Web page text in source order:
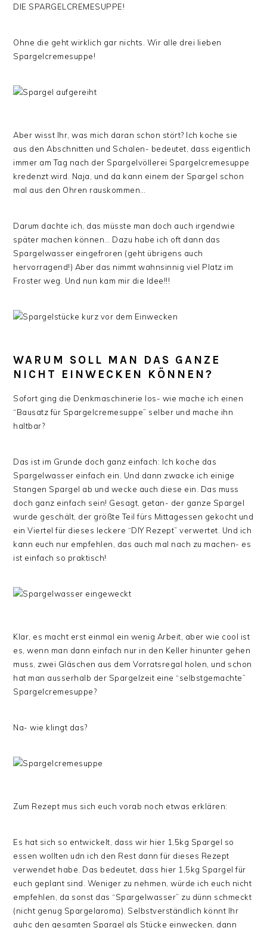
DIE SPARGELCREMESUPPE!
Ohne die geht wirklich gar nichts. Wir alle drei lieben
Spargelcremesuppe!
Aber wisst Ihr, was mich daran schon stört? Ich koche sie
aus den Abschnitten und Schalen- bedeutet, dass eigentlich
immer am Tag nach der Spargelvöllerei Spargelcremesuppe
kredenzt wird. Naja, und da kann einem der Spargel schon
mal aus den Ohren rauskommen…
Darum dachte ich, das müsste man doch auch irgendwie
später machen können… Dazu habe ich oft dann das
Spargelwasser eingefroren (geht übrigens auch
hervorragend!) Aber das nimmt wahnsinnig viel Platz im
Froster weg. Und nun kam mir die Idee!!!
WARUM SOLL MAN DAS GANZE
NICHT EINWECKEN KÖNNEN?
Sofort ging die Denkmaschinerie los- wie mache ich einen
“Bausatz für Spargelcremesuppe” selber und mache ihn
haltbar?
Das ist im Grunde doch ganz einfach: Ich koche das
Spargelwasser einfach ein. Und dann zwacke ich einige
Stangen Spargel ab und wecke auch diese ein. Das muss
doch ganz einfach sein! Gesagt, getan- der ganze Spargel
wurde geschält, der größte Teil fürs Mittagessen gekocht und
ein Viertel für dieses leckere “DIY Rezept” verwertet. Und ich
kann euch nur empfehlen, das auch mal nach zu machen- es
ist einfach so praktisch!
Klar, es macht erst einmal ein wenig Arbeit, aber wie cool ist
es, wenn man dann einfach nur in den Keller hinunter gehen
muss, zwei Gläschen aus dem Vorratsregal holen, und schon
hat man ausserhalb der Spargelzeit eine “selbstgemachte”
Spargelcremesuppe?
Na- wie klingt das?
Zum Rezept mus sich euch vorab noch etwas erklären:
Es hat sich so entwickelt, dass wir hier 1,5kg Spargel so
essen wollten udn ich den Rest dann für dieses Rezept
verwendet habe. Das bedeutet, dass hier 1,5kg Spargel für
euch geplant sind. Weniger zu nehmen, würde ich euch nicht
empfehlen, da sonst das “Spargelwasser” zu dünn schmeckt
(nicht genug Spargelaroma). Selbstverständlich könnt Ihr
auhc den gesamten Spargel als Stücke einwecken, dann